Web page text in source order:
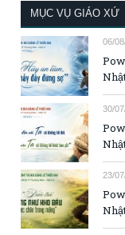
MỤC VỤ GIÁO XỨ
06/
30/
23/